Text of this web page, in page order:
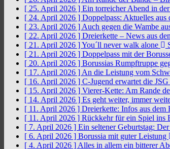
[ 25. April 2026 ] Ein torreicher Abend in
[ 24. April 2026 ] Doppelpass: Aktuelles aus
[ 23. April 2026 ] Auch gegen die Wambe
[ 22. April 2026 ] Dreierkette – News aus
[ 21. April 2026 ]You´ll never walk alone
[ 21. April 2026 ] Doppelpass mit der
[ 20. April 2026 ] Borussias Rumpftruppe
[ 17. April 2026 ] An die Leistung vom
[ 16. April 2026 ] C-Jugend erwartet die
[ 15. April 2026 ] Vierer-Kette: Am Rande
[ 14. April 2026 ] Es geht weiter, immer
[ 11. April 2026 ] Dreierkette: Infos aus dem
[ 11. April 2026 ] Rückkehr für ein Spiel ins
[ 7. April 2026 ] Ein seltener Geburtstag:
[ 6. April 2026 ] Borussia mit guter Leistung
[ 4. April 2026 ] Alles in allem ein bitterer